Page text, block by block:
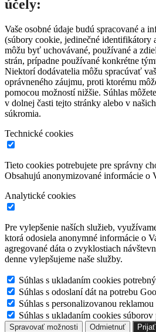
účely:
Vaše osobné údaje budú spracované a
(súbory cookie, jedinečné identifikátory
môžu byť uchovávané, používané a
strán, prípadne používané konkrétne
Niektorí dodávatelia môžu spracúvať
oprávneného záujmu, proti ktorému
pomocou možností nižšie. Súhlas
v dolnej časti tejto stránky alebo v
súkromia.
Technické cookies
Tieto cookies potrebujete pre správny
Obsahujú anonymizované informácie o
Analytické cookies
Pre vylepšenie naších služieb,
ktorá odosiela anonymné informácie o
agregované dáta o zvyklostiach
denne vylepšujeme naše služby.
Súhlas s ukladaním cookies
Súhlas s odoslaní dát na potrebu
Súhlas s personalizovanou reklamou
Súhlas s ukladaním cookies
Spravovať možnosti Odmietnuť